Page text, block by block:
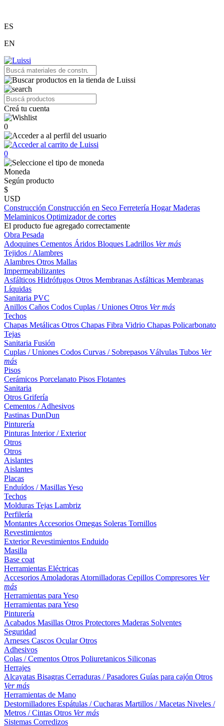
ES
EN
Creá tu cuenta
0
0
Moneda
Según producto
$
USD
Construcción Construcción en Seco Ferretería HogarMaderas
Melaminicos Optimizador de cortes
El producto fue agregado correctamente
Obra Pesada
Adoquines Cementos Áridos Bloques Ladrillos Ver más
Tejidos / Alambres
Alambres Otros Mallas
Impermeabilizantes
Asfálticos Hidrófugos Otros Membranas Asfálticas Membranas
Líquidas
Sanitaria PVC
Anillos Caños Codos Cuplas / Uniones Otros Ver más
Techos
Chapas Metálicas Otros Chapas Fibra Vidrio Chapas Policarbonato
Tejas
Sanitaria Fusión
Cuplas / Uniones Codos Curvas / Sobrepasos Válvulas Tubos Ver
más
Pisos
Cerámicos Porcelanato Pisos Flotantes
Sanitaria
Otros Grifería
Cementos / Adhesivos
Pastinas DunDun
Pinturería
Pinturas Interior / Exterior
Otros
Otros
Aislantes
Aislantes
Placas
Enduídos / MasillasYeso
Techos
Molduras Tejas Lambriz
Perfilería
Montantes Accesorios Omegas Soleras Tornillos
Revestimientos
ExteriorRevestimientos Enduido
Masilla
Base coat
Herramientas Eléctricas
Accesorios Amoladoras Atornilladoras Cepillos Compresores Ver
más
Herramientas para Yeso
Herramientas para Yeso
Pinturería
Acabados Masillas Otros Protectores Maderas Solventes
Seguridad
Arneses Cascos OcularOtros
Adhesivos
Colas / Cementos Otros Poliuretanicos Siliconas
Herrajes
Alcayatas Bisagras Cerraduras / Pasadores Guías para cajón Otros
Ver más
Herramientas de Mano
Destornilladores Espátulas / Cucharas Martillos / Macetas Niveles /
Metros / Cintas Otros Ver más
Sistemas Corredizos